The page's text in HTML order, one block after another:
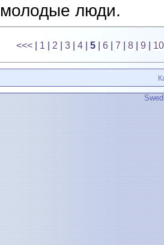
молодые люди.
<<< 1 2 3 4 5 6 7 8 9 10